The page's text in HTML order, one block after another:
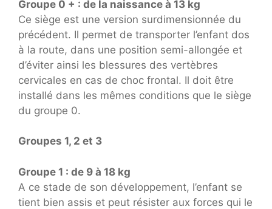
Groupe 0 + : de la naissance à 13 kg
Ce siège est une version surdimensionnée du
précédent. Il permet de transporter l’enfant dos
à la route, dans une position semi-allongée et
d’éviter ainsi les blessures des vertèbres
cervicales en cas de choc frontal. Il doit être
installé dans les mêmes conditions que le siège
du groupe 0.
Groupes 1, 2 et 3
Groupe 1 : de 9 à 18 kg
A ce stade de son développement, l’enfant se
tient bien assis et peut résister aux forces qui le